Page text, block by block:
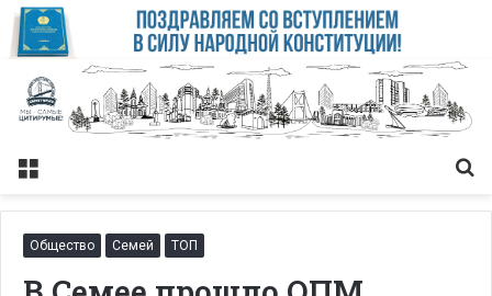
Меню
Общество Семей ТОП